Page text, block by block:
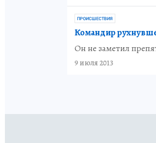
ПРОИСШЕСТВИЯ
Командир
Он не заметил
9 июля 2013